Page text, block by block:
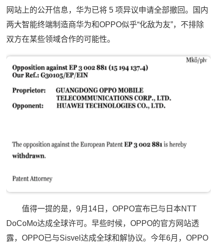
网站上的公开信息，华为已将 5 项异议申请全部撤回。国内
两大智能终端制造商华为和OPPO似乎“化敌为友”，不排除
双方在某些领域合作的可能性。
值得一提的是，9月14日，OPPO宣布已与日本NTT
DoCoMo达成全球许可。早些时候，OPPO的官方网站透
露，OPPO已与Sisvel达成全球和解协议。今年6月，OPPO